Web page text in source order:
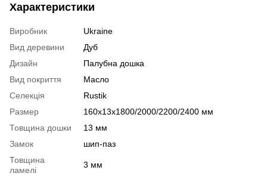
Характеристики
Виробник
Ukraine
Вид деревини
Дуб
Дизайн
Палубна дошка
Вид покриття
Масло
Селекція
Rustik
Размер
160х13х1800/2000/2200/2400 мм
Товщина дошки
13 мм
Замок
шип-паз
Товщина
ламелі
3 мм